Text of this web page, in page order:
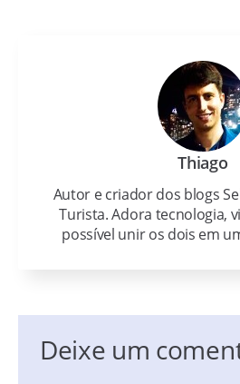
Thiago
Autor e criador dos blogs
Turista. Adora tecnologia,
possível unir os dois em
Deixe um